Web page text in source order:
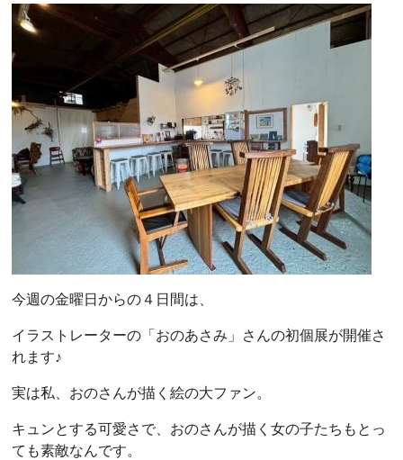
今週の金曜日からの４日間は、
イラストレーターの「おのあさみ」さんの初個展が開催さ
れます♪
実は私、おのさんが描く絵の大ファン。
キュンとする可愛さで、おのさんが描く女の子たちもとっ
ても素敵なんです。